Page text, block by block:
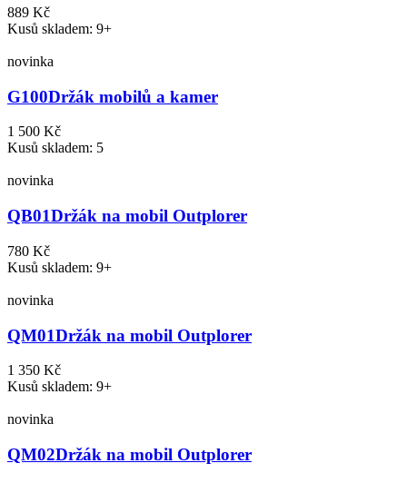
889 Kč
Kusů skladem: 9+
novinka
G100Držák mobilů a kamer
1 500 Kč
Kusů skladem: 5
novinka
QB01Držák na mobil Outplorer
780 Kč
Kusů skladem: 9+
novinka
QM01Držák na mobil Outplorer
1 350 Kč
Kusů skladem: 9+
novinka
QM02Držák na mobil Outplorer